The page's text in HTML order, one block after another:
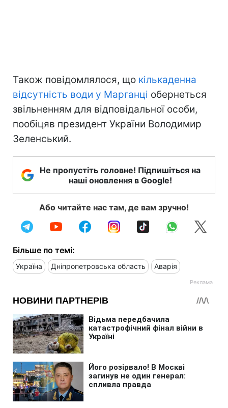
Також повідомлялося, що кількаденна
відсутність води у Марганці обернеться
звільненням для відповідальної особи,
пообіцяв президент України Володимир
Зеленський.
Не пропустіть головне! Підпишіться на
наші оновлення в Google!
Або читайте нас там, де вам зручно!
Більше по темі:
Україна Дніпропетровська область Аварія